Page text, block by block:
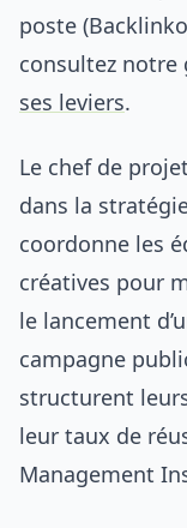
poste
consultez notre
ses leviers.
Le chef de
dans la
coordonne les
créatives pour
le lancement
campagne
structurent
leur taux de
Management